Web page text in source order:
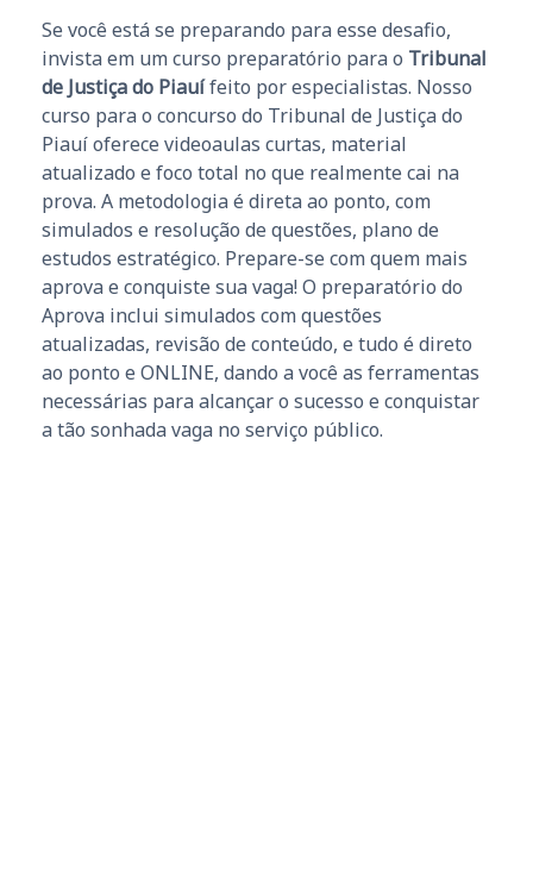
Se você está se preparando para esse desafio,
invista em um curso preparatório para o Tribunal
de Justiça do Piauífeito por especialistas. Nosso
curso para o concurso do Tribunal de Justiça do
Piauí oferece videoaulas curtas, material
atualizado e foco total no que realmente cai na
prova. A metodologia é direta ao ponto, com
simulados e resolução de questões, plano de
estudos estratégico. Prepare-se com quem mais
aprova e conquiste sua vaga! O preparatório do
Aprova inclui simulados com questões
atualizadas, revisão de conteúdo, e tudo é direto
ao ponto e ONLINE, dando a você as ferramentas
necessárias para alcançar o sucesso e conquistar
a tão sonhada vaga no serviço público.